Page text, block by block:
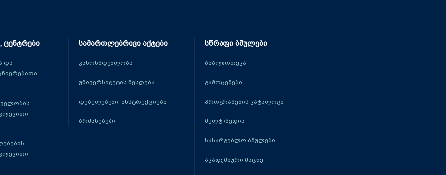
ცენტრები
და
სამართლებრივი აქტები
კანონმდებლობა
უნივერსიტეტის წესდება
დებულებები, ინსტრუქციები
ბრძანებები
სწრაფი ბმულები
ბიბლიოთეკა
გამოცემები
პროგრამების კატალოგი
მულტიმედია
სასარგებლო ბმულები
აკადემიური მაცნე